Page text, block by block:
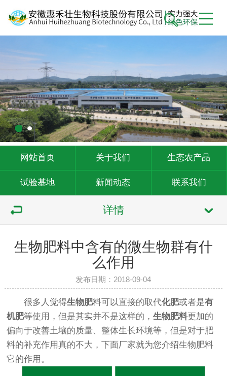
网站首页 关于我们 生态农产品
试验基地 新闻动态 联系我们
详情
生物肥料中含有的微生物群有什
么作用
发布日期：2018-09-04
很多人觉得生物肥料可以直接的取代化肥或者是有
机肥等使用，但是其实并不是这样的，生物肥料更加的
偏向于改善土壤的质量、整体生长环境等，但是对于肥
料的补充作用真的不大，下面厂家就为您介绍生物肥料
它的作用。